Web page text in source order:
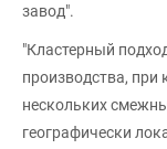
завод".
"Кластерный
производства, при
нескольких
географически